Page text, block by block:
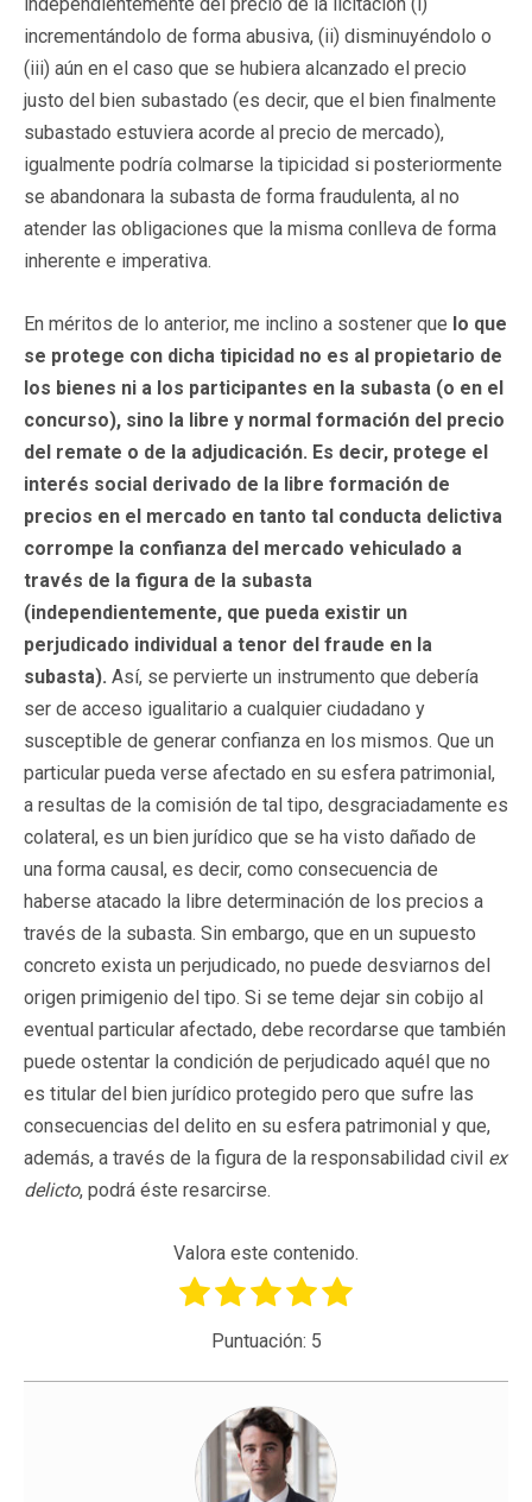
incrementándolo de forma abusiva, (ii) disminuyéndolo o
(iii) aún en el caso que se hubiera alcanzado el precio
justo del bien subastado (es decir, que el bien finalmente
subastado estuviera acorde al precio de mercado),
igualmente podría colmarse la tipicidad si posteriormente
se abandonara la subasta de forma fraudulenta, al no
atender las obligaciones que la misma conlleva de forma
inherente e imperativa.
En méritos de lo anterior, me inclino a sostener que lo que
se protege con dicha tipicidad no es al propietario de
los bienes ni a los participantes en la subasta (o en el
concurso), sino la libre y normal formación del precio
del remate o de la adjudicación. Es decir, protege el
interés social derivado de la libre formación de
precios en el mercado en tanto tal conducta delictiva
corrompe la confianza del mercado vehiculado a
través de la figura de la subasta
(independientemente, que pueda existir un
perjudicado individual a tenor del fraude en la
subasta). Así, se pervierte un instrumento que debería
ser de acceso igualitario a cualquier ciudadano y
susceptible de generar confianza en los mismos. Que un
particular pueda verse afectado en su esfera patrimonial,
a resultas de la comisión de tal tipo, desgraciadamente es
colateral, es un bien jurídico que se ha visto dañado de
una forma causal, es decir, como consecuencia de
haberse atacado la libre determinación de los precios a
través de la subasta. Sin embargo, que en un supuesto
concreto exista un perjudicado, no puede desviarnos del
origen primigenio del tipo. Si se teme dejar sin cobijo al
eventual particular afectado, debe recordarse que también
puede ostentar la condición de perjudicado aquél que no
es titular del bien jurídico protegido pero que sufre las
consecuencias del delito en su esfera patrimonial y que,
además, a través de la figura de la responsabilidad civil ex
delicto, podrá éste resarcirse.
Valora este contenido.
Puntuación: 5